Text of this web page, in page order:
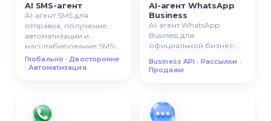
AI SMS-агент
AI-агент SMS для
отправка, получение,
автоматизации и
масштабирование SMS-
коммуникации с
клиентами.
Глобально · Двосторонне
· Автоматизация
AI-агент WhatsApp
Business
AI-агент WhatsApp
Business для
официальной бизнес-
автоматических ответов,
рассылок и сценариев
Business API · Рассылки ·
Продажи